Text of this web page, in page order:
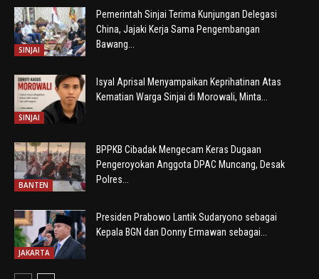
SINJAI
Pemerintah Sinjai Terima Kunjungan Delegasi
China, Jajaki Kerja Sama Pengembangan
Bawang...
SINJAI
Isyal Aprisal Menyampaikan Keprihatinan Atas
Kematian Warga Sinjai di Morowali, Minta...
BANTEN
BPPKB Cibadak Mengecam Keras Dugaan
Pengeroyokan Anggota DPAC Muncang, Desak
Polres...
JAKARTA
Presiden Prabowo Lantik Sudaryono sebagai
Kepala BGN dan Donny Ermawan sebagai...